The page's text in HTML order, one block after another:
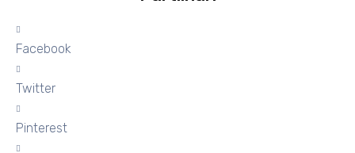
Facebook
Twitter
Pinterest